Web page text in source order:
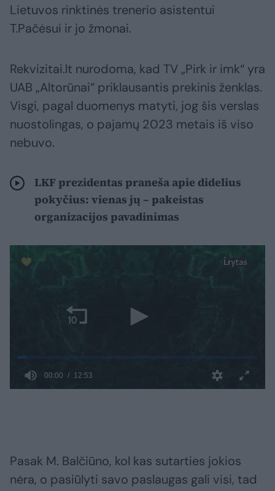
Lietuvos rinktinės trenerio asistentui
T.Pačėsui ir jo žmonai.
Rekvizitai.lt nurodoma, kad TV „Pirk ir imk“ yra
UAB „Altorūnai“ priklausantis prekinis ženklas.
Visgi, pagal duomenys matyti, jog šis verslas
nuostolingas, o pajamų 2023 metais iš viso
nebuvo.
LKF prezidentas praneša apie didelius
pokyčius: vienas jų – pakeistas
organizacijos pavadinimas
Pasak M. Balčiūno, kol kas sutarties jokios
nėra, o pasiūlyti savo paslaugas gali visi, tad